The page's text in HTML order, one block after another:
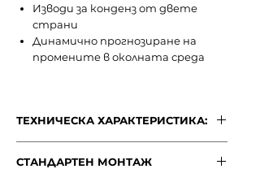
Изводи за конденз от двете
страни
Динамично прогнозиране на
промените в околната среда
ТЕХНИЧЕСКА ХАРАКТЕРИСТИКА:
СТАНДАРТЕН МОНТАЖ